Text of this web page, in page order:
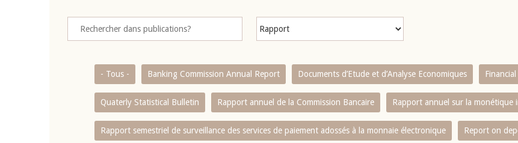
- Tous - Banking Commission Annual Report Documents d’Etude et d’Analyse Economiques
Quaterly Statistical Bulletin Rapport annuel de la Commission Bancaire Rapport annuel sur la monétique
Rapport semestriel de surveillance des services de paiement adossés à la monnaie électronique Report on